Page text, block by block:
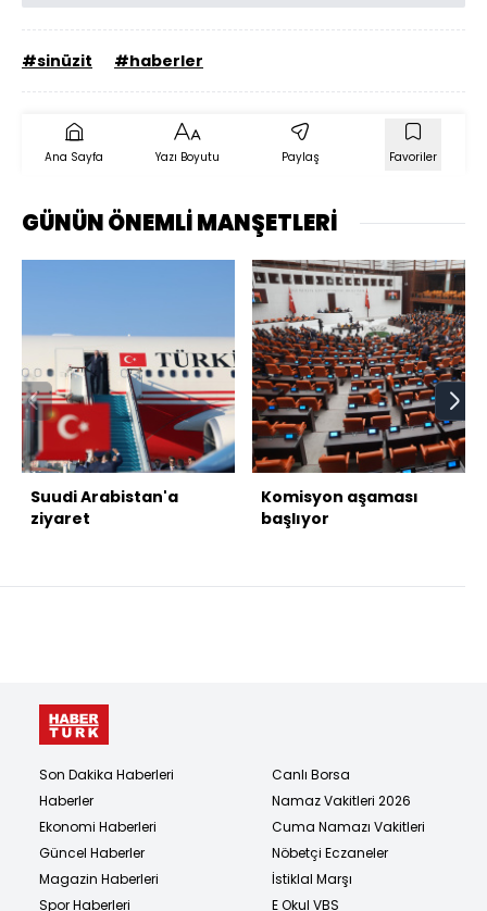
#sinüzit #haberler
Ana Sayfa Yazı Boyutu Paylaş Favoriler
GÜNÜN ÖNEMLİ MANŞETLERİ
Suudi Arabistan'a
ziyaret
Komisyon aşaması
başlıyor
Son Dakika Haberleri
Haberler
Ekonomi Haberleri
Güncel Haberler
Magazin Haberleri
Spor Haberleri
Canlı Borsa
Namaz Vakitleri 2026
Cuma Namazı Vakitleri
Nöbetçi Eczaneler
İstiklal Marşı
E Okul VBS